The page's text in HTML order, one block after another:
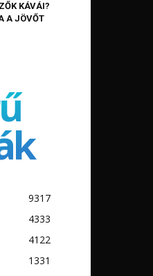
KÁVÁI?
A JÖVŐT
9317
4333
4122
1331